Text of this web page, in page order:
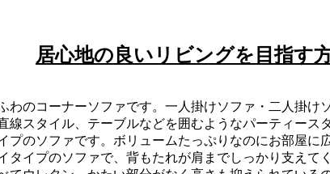
居心地の良いリビングを目指す
わのコーナーソファです。一人掛けソファ・二人掛
線スタイル、テーブルなどを囲むようなパーティー
プのソファです。ボリュームたっぷりなのにお部屋
タイプのソファで、背もたれが肩までしっかり支えて